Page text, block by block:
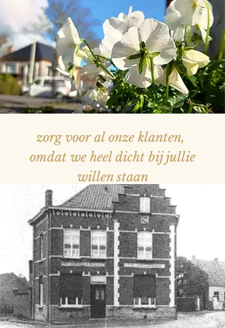
zorg voor al onze klanten,
omdat we heel dicht bij jullie
willen staan
— Naam, titel